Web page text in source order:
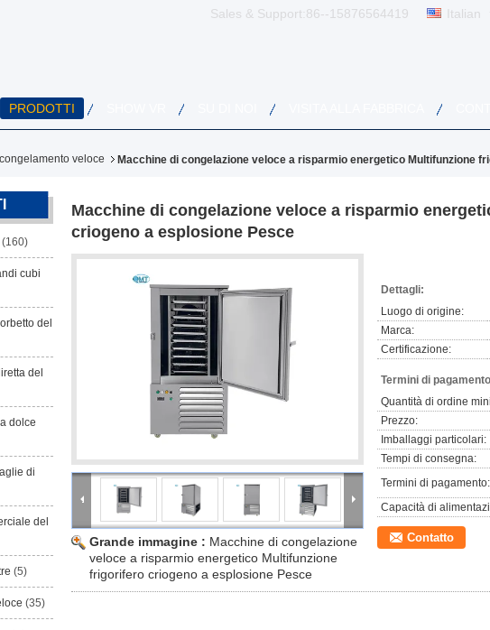
Sales & Support: 86--15876564419 Italian
PRODOTTI
veloce Macchine di congelazione veloce a risparmio energetico Multifunzione
(160)
cubi
del
del
dolce
di
del
(5)
(35)
Macchine di congelazione veloce a risparmio
criogeno a esplosione Pesce
Grande immagine : Macchine di congelazione
veloce a risparmio energetico Multifunzione
frigorifero criogeno a esplosione Pesce
Dettagli:
Luogo di origine:
Marca:
Certificazione:
Termini di
Quantità di ordine
Prezzo:
Imballaggi particolari:
Tempi di consegna:
Termini di pagamento:
Capacità di
Contatto